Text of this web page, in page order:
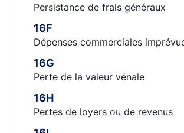
Persistance de frais généraux
16F
Dépenses commerciales
16G
Perte de la valeur vénale
16H
Pertes de loyers ou de revenus